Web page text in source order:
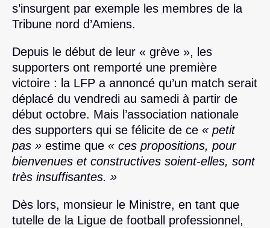
s’insurgent par exemple les membres de la
Tribune nord d’Amiens.
Depuis le début de leur « grève », les
supporters ont remporté une première
victoire : la LFP a annoncé qu’un match serait
déplacé du vendredi au samedi à partir de
début octobre. Mais l’association nationale
des supporters qui se félicite de ce « petit
pas » estime que « ces propositions, pour
bienvenues et constructives soient-elles, sont
très insuffisantes. »
Dès lors, monsieur le Ministre, en tant que
tutelle de la Ligue de football professionnel,